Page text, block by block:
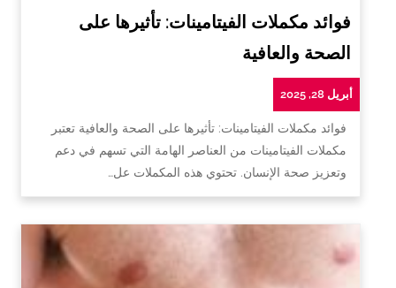
فوائد مكملات الفيتامينات: تأثيرها على
الصحة والعافية
أبريل 28, 2025
فوائد مكملات الفيتامينات: تأثيرها على الصحة والعافية تعتبر
مكملات الفيتامينات من العناصر الهامة التي تسهم في دعم
وتعزيز صحة الإنسان. تحتوي هذه المكملات عل…